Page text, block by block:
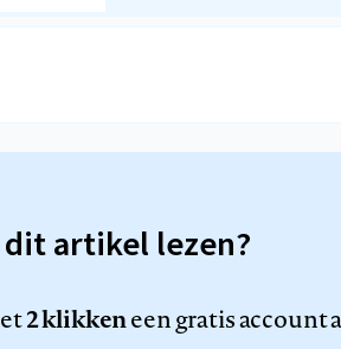
artikel lezen?
2 klikkeneen gratis account